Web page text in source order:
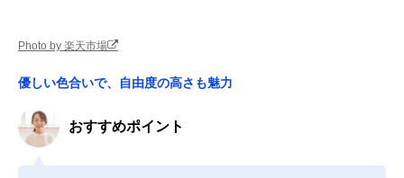
Photo by 楽天市場
優しい色合いで、自由度の高さも魅力
おすすめポイント